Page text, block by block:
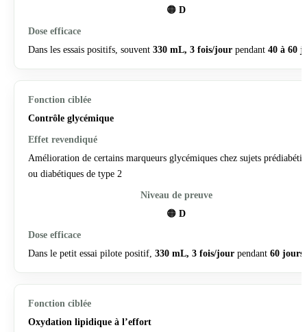
🟠 D
Dans les essais positifs, souvent 330 mL, 3 fois/jour pendant 40 à 60
Contrôle glycémique
Amélioration de certains marqueurs glycémiques chez sujets
ou diabétiques de type 2
🟠 D
Dans le petit essai pilote positif, 330 mL, 3 fois/jour pendant 60 jours
Oxydation lipidique à l’effort